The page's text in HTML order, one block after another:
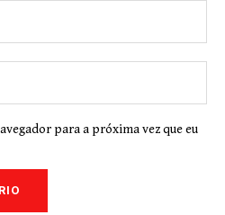
para a próxima vez que eu